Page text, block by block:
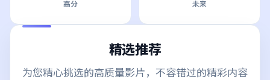
高分 未来
精选推荐
为您精心挑选的高质量影片，不容错过的精彩内容